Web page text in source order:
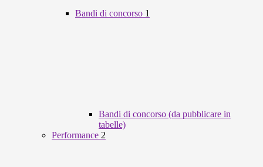
Bandi di concorso 1
Bandi di concorso (da pubblicare in
tabelle)
Performance 2